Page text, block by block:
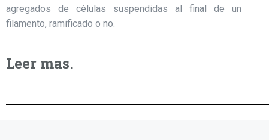
agregados de células suspendidas al final de un
filamento, ramificado o no.
Leer mas.